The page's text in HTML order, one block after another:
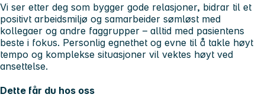
Vi ser etter deg som bygger gode relasjoner, bidrar til et
positivt arbeidsmiljø og samarbeider sømløst med
kollegaer og andre faggrupper – alltid med pasientens
beste i fokus. Personlig egnethet og evne til å takle høyt
tempo og komplekse situasjoner vil vektes høyt ved
ansettelse.
Dette får du hos oss